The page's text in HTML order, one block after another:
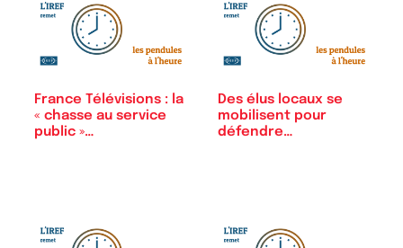
France Télévisions : la
« chasse au service
public »…
Des élus locaux se
mobilisent pour
défendre…